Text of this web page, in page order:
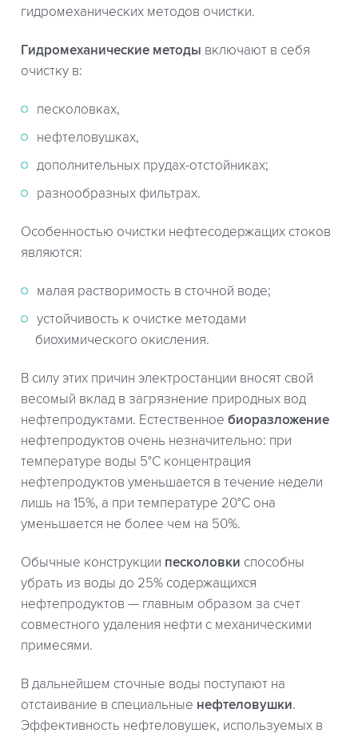
гидромеханических методов очистки.
Гидромеханические методы включают в себя
очистку в:
песколовках,
нефтеловушках,
дополнительных прудах-отстойниках;
разнообразных фильтрах.
Особенностью очистки нефтесодержащих стоков
являются:
малая растворимость в сточной воде;
устойчивость к очистке методами
биохимического окисления.
В силу этих причин электростанции вносят свой
весомый вклад в загрязнение природных вод
нефтепродуктами. Естественное биоразложение
нефтепродуктов очень незначительно: при
температуре воды 5°С концентрация
нефтепродуктов уменьшается в течение недели
лишь на 15%, а при температуре 20°С она
уменьшается не более чем на 50%.
Обычные конструкции песколовки способны
убрать из воды до 25% содержащихся
нефтепродуктов — главным образом за счет
совместного удаления нефти с механическими
примесями.
В дальнейшем сточные воды поступают на
отстаивание в специальные нефтеловушки.
Эффективность нефтеловушек, используемых в